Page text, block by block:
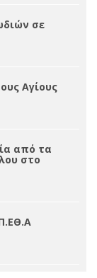
σε
Αγίους
στο